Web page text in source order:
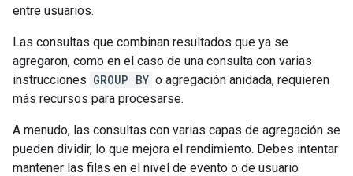
entre usuarios.
Las consultas que combinan resultados que ya se
agregaron, como en el caso de una consulta con varias
instrucciones GROUP BY o agregación anidada, requieren
más recursos para procesarse.
A menudo, las consultas con varias capas de agregación se
pueden dividir, lo que mejora el rendimiento. Debes intentar
mantener las filas en el nivel de evento o de usuario